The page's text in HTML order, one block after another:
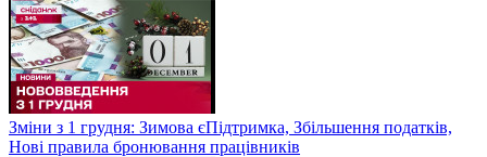
Зміни з 1 грудня: Зимова єПідтримка, Збільшення податків,
Нові правила бронювання працівників